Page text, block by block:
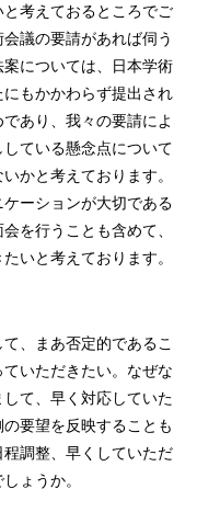
考えておるところでご
議の要請があれば伺う
については、日本学術
もかかわらず提出され
あり、我々の要請によ
ている懸念点について
かと考えております。
ーションが大切である
を行うことも含めて、
いと考えております。
、まあ否定的であるこ
いただきたい。なぜな
て、早く対応していた
要望を反映することも
調整、早くしていただ
ょうか。